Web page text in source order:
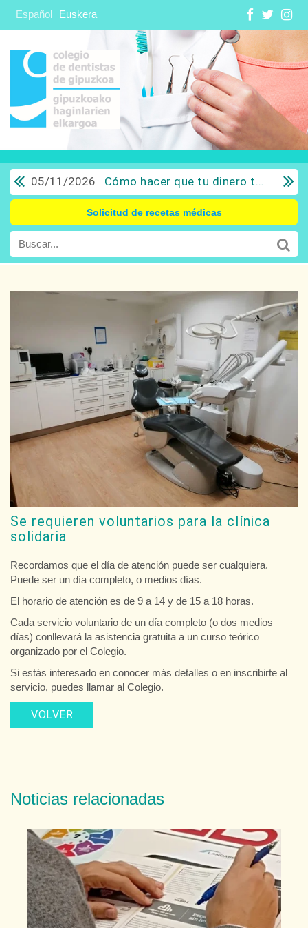
Español Euskera
05/11/2026 Cómo hacer que tu dinero trabaje para ti: Del ahorro a la inversión con sentido común.
Solicitud de recetas médicas
Se requieren voluntarios para la clínica
solidaria
Recordamos que el día de atención puede ser cualquiera.
Puede ser un día completo, o medios días.
El horario de atención es de 9 a 14 y de 15 a 18 horas.
Cada servicio voluntario de un día completo (o dos medios
días) conllevará la asistencia gratuita a un curso teórico
organizado por el Colegio.
Si estás interesado en conocer más detalles o en inscribirte al
servicio, puedes llamar al Colegio.
VOLVER
Noticias relacionadas